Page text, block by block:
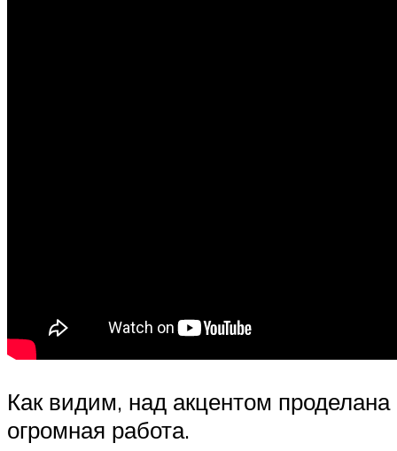
Как видим, над акцентом проделана
огромная работа.